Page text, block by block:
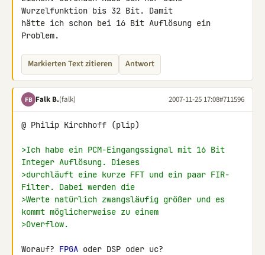
Wurzelfunktion bis 32 Bit. Damit
hätte ich schon bei 16 Bit Auflösung ein
Problem.
Markierten Text zitieren Antwort
FB Falk B.(falk) 2007-11-25 17:08#711596
@ Philip Kirchhoff (plip)
>Ich habe ein PCM-Eingangssignal mit 16 Bit
Integer Auflösung. Dieses
>durchläuft eine kurze FFT und ein paar FIR-
Filter. Dabei werden die
>Werte natürlich zwangsläufig größer und es
kommt möglicherweise zu einem
>Overflow.
Worauf? FPGA oder DSP oder uc?